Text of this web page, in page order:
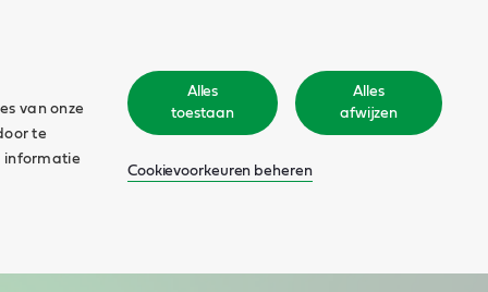
van onze
te
informatie
Alles
toestaan
Alles
afwijzen
Cookievoorkeuren beheren